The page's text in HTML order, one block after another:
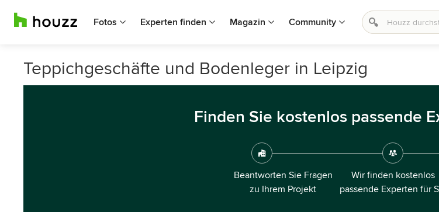
Fotos Experten finden Magazin Community
Teppichgeschäfte und Bodenleger in Leipzig
Finden Sie kostenlos passende
Beantworten Sie Fragen
zu Ihrem Projekt
Wir finden kostenlos
passende Experten für